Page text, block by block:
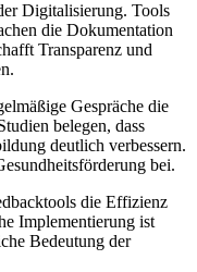
Digitalisierung. Tools
die Dokumentation
Transparenz und
Gespräche die
belegen, dass
deutlich verbessern.
bei.
die Effizienz
Implementierung ist
Bedeutung der